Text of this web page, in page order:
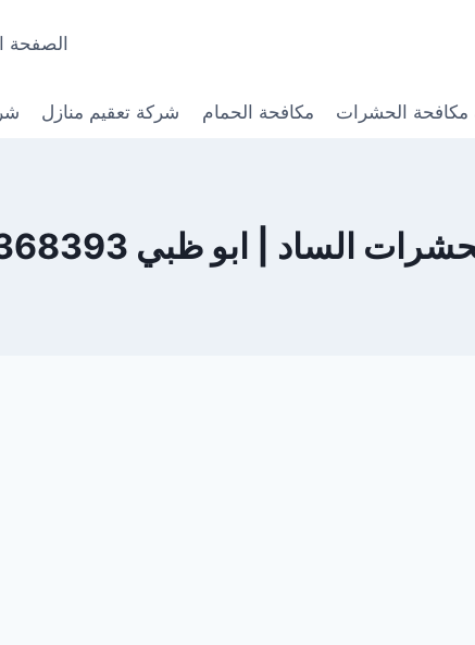
الصفحة
مكافحة الحشرات مكافحة الحمام شركة تعقيم منازل
الساد | ابو ظبي 0568368393